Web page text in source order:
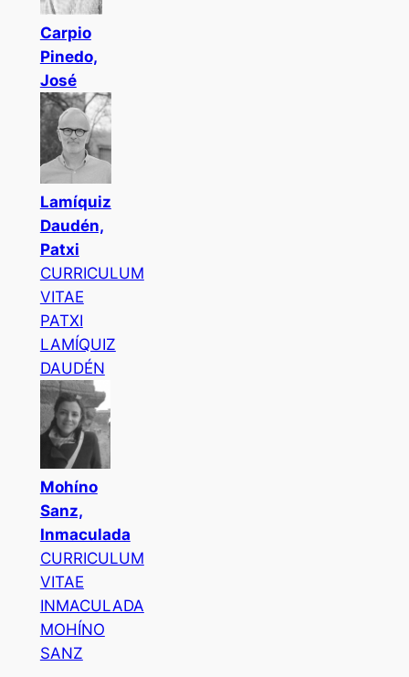
Carpio
Pinedo,
José
Lamíquiz
Daudén,
Patxi
CURRICULUM
VITAE
PATXI
LAMÍQUIZ
DAUDÉN
Mohíno
Sanz,
Inmaculada
CURRICULUM
VITAE
INMACULADA
MOHÍNO
SANZ